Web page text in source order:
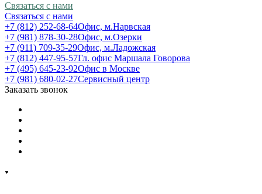
Связаться с нами
Связаться с нами
+7 (812) 252-68-64Офис, м.Нарвская
+7 (981) 878-30-28Офис, м.Озерки
+7 (911) 709-35-29Офис, м.Ладожская
+7 (812) 447-95-57Гл. офис Маршала Говорова
+7 (495) 645-23-92Офис в Москве
+7 (981) 680-02-27Сервисный центр
Заказать звонок